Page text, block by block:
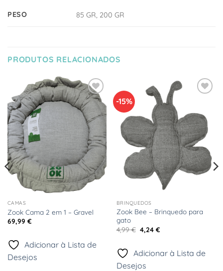
PESO 85 GR, 200 GR
PRODUTOS RELACIONADOS
Adicionar
à Lista
de
Desejos
CAMAS
Zook Cama 2 em 1 – Gravel
69,99 €
Adicionar à Lista de
Desejos
-15%
de
Desejos
BRINQUEDOS
Zook Bee – Brinquedo para
gato
4,99€ O
preço
era:
4,99 €.
4,24 €O
4,24 €.
Adicionar à Lista de
Desejos